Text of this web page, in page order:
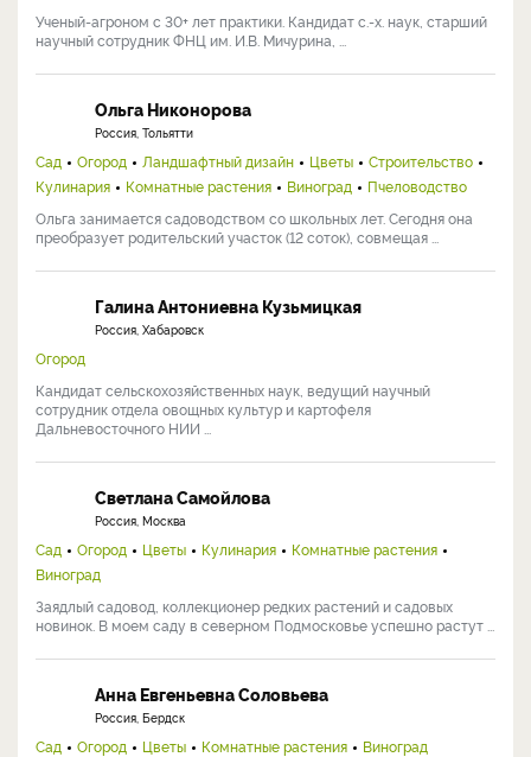
Ученый-агроном с 30+ лет практики. Кандидат с.-х. наук, старший
научный сотрудник ФНЦ им. И.В. Мичурина, ...
Ольга Никонорова
Россия, Тольятти
Сад Огород Ландшафтный дизайн Цветы
Строительство
Кулинария
Комнатные растения Виноград
Пчеловодство
Ольга занимается садоводством со школьных лет. Сегодня она
преобразует родительский участок (12 соток), совмещая ...
Галина Антониевна Кузьмицкая
Россия, Хабаровск
Огород
Кандидат сельскохозяйственных наук, ведущий научный
сотрудник отдела овощных культур и картофеля
Дальневосточного НИИ ...
Светлана Самойлова
Россия, Москва
Сад Огород Цветы Кулинария
Комнатные растения
Виноград
Заядлый садовод, коллекционер редких растений и садовых
новинок. В моем саду в северном Подмосковье успешно растут ...
Анна Евгеньевна Соловьева
Россия, Бердск
Сад Огород Цветы Комнатные растения
Виноград